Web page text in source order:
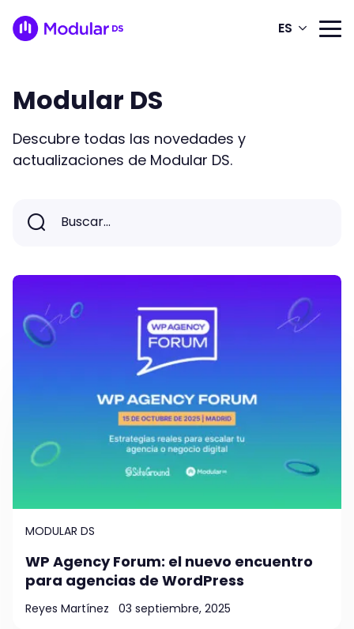
ES
Modular DS
Descubre todas las novedades y
actualizaciones de Modular DS.
Buscar...
Buscar
MODULAR DS
WP Agency Forum: el nuevo encuentro
para agencias de WordPress
Reyes Martínez 03 septiembre, 2025